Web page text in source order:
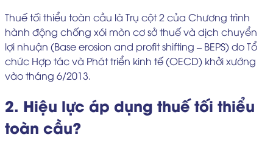
Thuế tối thiểu toàn cầu là Trụ cột 2 của Chương trình
hành động chống xói mòn cơ sở thuế và dịch chuyển
lợi nhuận (Base erosion and profit shifting – BEPS) do Tổ
chức Hợp tác và Phát triển kinh tế (OECD) khởi xướng
vào tháng 6/2013.
2. Hiệu lực áp dụng thuế tối thiểu
toàn cầu?